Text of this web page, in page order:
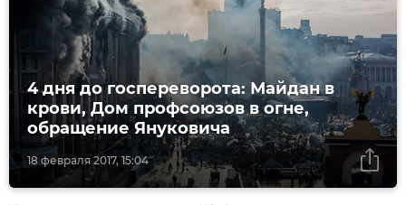
18 февраля 2017, 15:04
4 дня до госпереворота: Майдан в
крови, Дом профсоюзов в огне,
обращение Януковича